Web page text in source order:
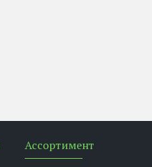
Ассортимент